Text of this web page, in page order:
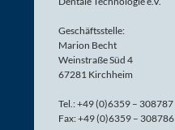
Geschäftsstelle:
Marion Becht
Weinstraße Süd 4
67281 Kirchheim
Tel.: +49 (0)6359 – 308787
Fax: +49 (0)6359 – 308786